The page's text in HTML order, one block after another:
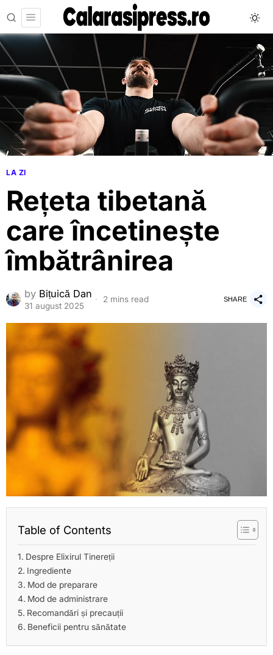
LA ZI
Rețeta tibetană
care încetinește
îmbătrânirea
by Bițuică Dan
31 august 2025
2 mins read SHARE
Table of Contents
Despre Elixirul Tinereții
Ingrediente
Mod de preparare
Mod de administrare
Recomandări și precauții
Beneficii pentru sănătate